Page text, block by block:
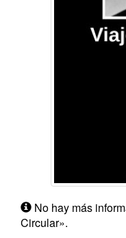
No hay más
Circular».